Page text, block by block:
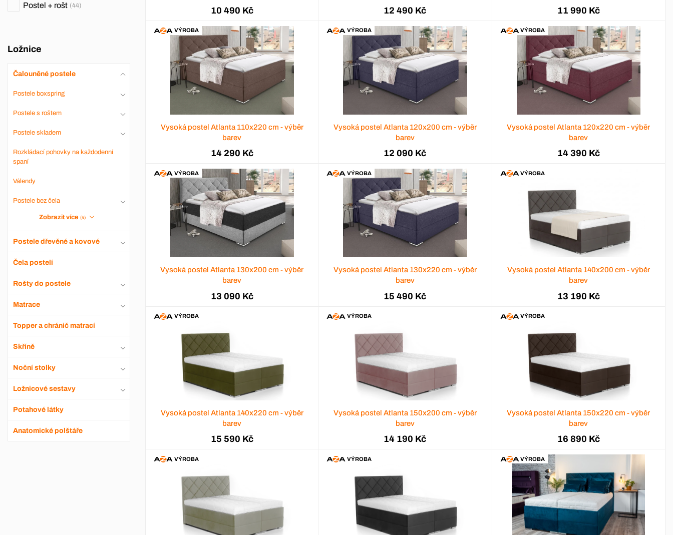
Postel + rošt 44
Ložnice
Čalouněné postele
Postele boxspring
Postele s roštem
Postele skladem
Rozkládací pohovky na každodenní
spaní
Válendy
Postele bez čela
Zobrazit více (4)
Postele dřevěné a kovové
Čela postelí
Rošty do postele
Matrace
Topper a chránič matrací
Skříně
Noční stolky
Ložnicové sestavy
Potahové látky
Anatomické polštáře
10 490 Kč 12 490 Kč 11 990 Kč
VÝROBA
Vysoká postel Atlanta 110x220 cm - výběr
barev
14 290 Kč
VÝROBA
Vysoká postel Atlanta 120x200 cm - výběr
barev
12 090 Kč
VÝROBA
Vysoká postel Atlanta 120x220 cm - výběr
barev
14 390 Kč
VÝROBA
Vysoká postel Atlanta 130x200 cm - výběr
barev
13 090 Kč
VÝROBA
Vysoká postel Atlanta 130x220 cm - výběr
barev
15 490 Kč
VÝROBA
Vysoká postel Atlanta 140x200 cm - výběr
barev
13 190 Kč
VÝROBA
Vysoká postel Atlanta 140x220 cm - výběr
barev
15 590 Kč
VÝROBA
Vysoká postel Atlanta 150x200 cm - výběr
barev
14 190 Kč
VÝROBA
Vysoká postel Atlanta 150x220 cm - výběr
barev
16 890 Kč
VÝROBA VÝROBA VÝROBA